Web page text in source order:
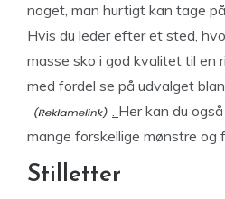
noget, man hurtigt kan tage
Hvis du leder efter et sted,
masse sko i god kvalitet til en
med fordel se på udvalget
. Her kan du
mange forskellige mønstre og
Stilletter